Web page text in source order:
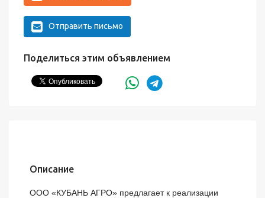
Отправить письмо
Поделиться этим объявлением
Описание
ООО «КУБАНЬ АГРО» предлагает к реализации